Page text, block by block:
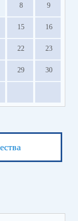
8 9
15 16
22 23
29 30